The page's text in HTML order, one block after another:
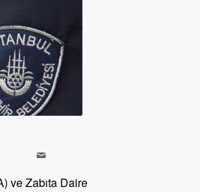
ve Zabıta Daire